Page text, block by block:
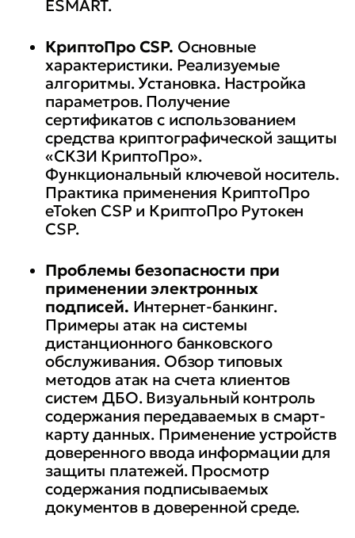
ESMART.
КриптоПро CSP. Основные
характеристики. Реализуемые
алгоритмы. Установка. Настройка
параметров. Получение
сертификатов с использованием
средства криптографической защиты
«СКЗИ КриптоПро».
Функциональный ключевой носитель.
Практика применения КриптоПро
eToken CSP и КриптоПро Рутокен
CSP.
Проблемы безопасности при
применении электронных
подписей. Интернет-банкинг.
Примеры атак на системы
дистанционного банковского
обслуживания. Обзор типовых
методов атак на счета клиентов
систем ДБО. Визуальный контроль
содержания передаваемых в смарт-
карту данных. Применение устройств
доверенного ввода информации для
защиты платежей. Просмотр
содержания подписываемых
документов в доверенной среде.